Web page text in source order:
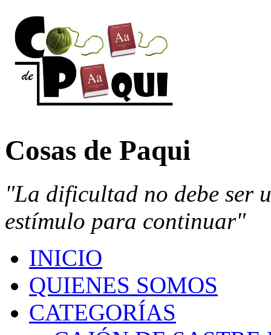
Cosas de Paqui
"La dificultad no debe ser
estímulo para continuar"
INICIO
QUIENES SOMOS
CATEGORÍAS